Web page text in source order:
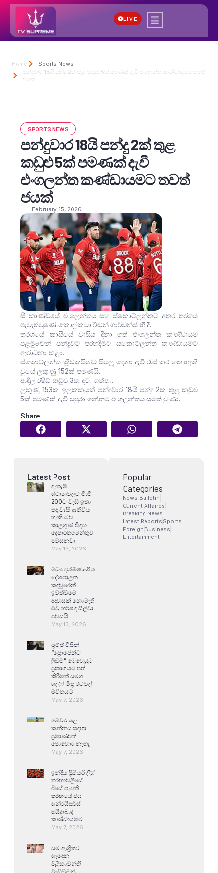
LIVE
Home
Sports News
පන්දුවාර 18යි පන්දු 2ක් තුළ කඩුළු 5ක් පමණක් දැවී එංගලන්ත කණ්ඩායමට තවත්
ජයක්
SPORTS NEWS
පන්දුවාර 18යි පන්දු 2ක් තුළ
කඩුළු 5ක් පමණක් දැවී
එංගලන්ත කණ්ඩායමට තවත්
ජයක්
February 15, 2026
සී කාණ්ඩයේ එංගලන්තය සහ ස්කොට්ලන්තට අතර තරගය
පැවැත්වුණේ කොල්කටා ඊඩ්න් ගාර්ඩ්න්ස් හි දී.
තරගයේ කාසියේ වාසිය දිනා ගත් එංගලන්ත කණ්ඩායම
පළමුවෙන් පන්දුවට පරහදීමට ස්කොට්ලන්ත කණ්ඩායමට
ආරාධනා කළා.
ස්කොට්ලන්ත ක්‍රීඩකයින්ට සියලු දෙනා දැවී රැස් කර ගත හැකි
වූයේ ලකුණු 152ක් පමණයි.
ආදිල් රෂීඩ් කඩුළු 3ක් දවා ගත්තා.
ලකුණු 153ක ඉලක්කයක් පන්දුවාර 18යි පන්දු 2ක් තුළ කඩුළු
5ක් පමණක් දැවී සපුරා ගන්නට එංගලන්තය සමත් වුණා.
Share
Latest Post
ඇතැම්
ස්ථානවලට මි.මි
200ට වැඩි ඉතා
තද වැසි ඇතිවිය
හැකි බව
කාලගුණ විද්‍යා
දෙපාර්තමේන්තුව
පවසනවා.
May 13, 2026
මධ්‍ය දක්ෂිණාංශික
දේශපාලන
කඳවුරෙන්
ඉවත්වීමේ
අදහසක් නොමැති
බව හර්ෂ ද සිල්වා
පවසයි
May 13, 2026
ට්‍රම්ප් විසින්
“ප්‍රොජෙක්ට්
ෆ්‍රීඩම්” මෙහෙයුම
ප්‍රකාශයට පත්
කිරීමත් සමග
ගල්ෆ් මිත්‍ර රටවල්
මවිතයට
May 7, 2026
මෙවර යල
කන්නය සඳහා
ප්‍රමාණවත්
පොහොර නැහැ
May 7, 2026
ඉන්දීය ප්‍රිමියර් ලීග්
තරඟාවලියේ
ඊයේ පැවති
තරඟයේ ජය
සන්රයිසර්ස්
හයිද්‍රාබාද්
කණ්ඩායමට
May 7, 2026
සම ආශ්‍රිතව
සෑදෙන
පිළිකාවන්හි
වැඩිවීමක්
Popular
Categories
News Bulletin
Current Affaires
Breaking News
Latest Reports Sports
Foreign Business
Entertainment